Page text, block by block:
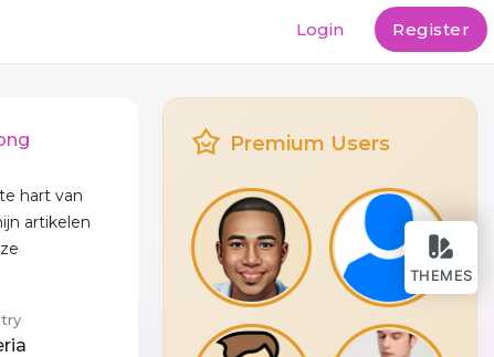
THEMES
Login Register
hart van
artikelen
Premium Users